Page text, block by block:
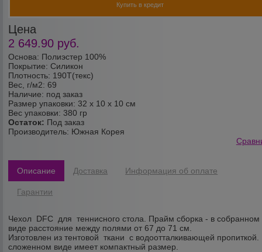
Основа: Полиэстер 100%
Покрытие: Силикон
Плотность: 190T(текс)
Вес, г/м2: 69
Наличие: под заказ
Размер упаковки: 32 х 10 х 10 см
Вес упаковки: 380 гр
Остаток: Под заказ
Производитель: Южная Корея
Цена
2 649.90 руб.
Купить в кредит
Описание Доставка Информация об оплате
Гарантии
Чехол DFC для теннисного стола. Прайм сборка - в собранном
виде расстояние между полями от 67 до 71 см.
Изготовлен из тентовой ткани с водоотталкивающей пропиткой.
сложенном виде имеет компактный размер.